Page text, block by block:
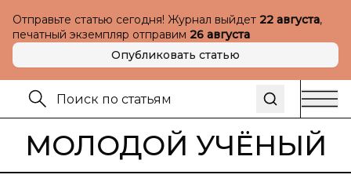
Отправьте статью сегодня! Журнал выйдет 22 августа,
печатный экземпляр отправим 26 августа
Опубликовать статью
МОЛОДОЙ УЧЁНЫЙ